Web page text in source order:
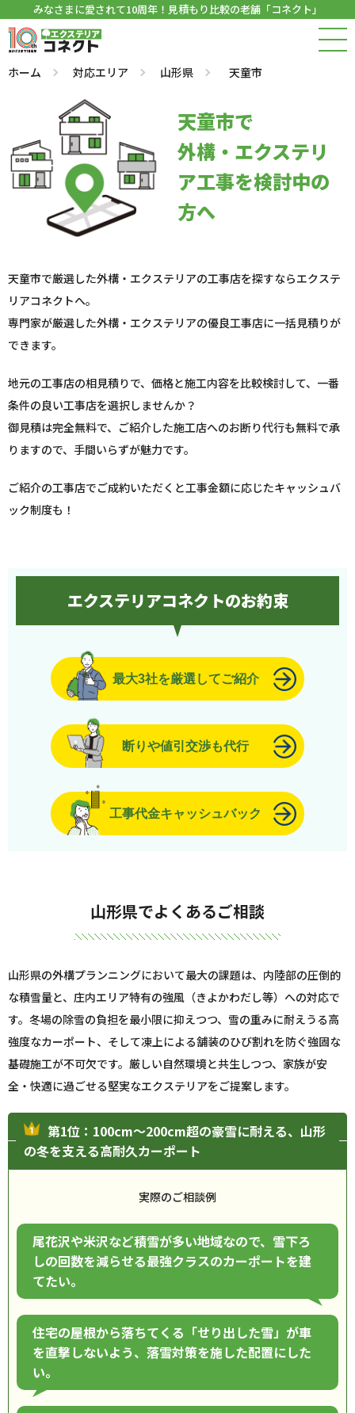
みなさまに愛されて10周年！見積もり比較の老舗「コネクト」
ホーム 対応エリア 山形県 天童市
天童市で
外構・エクステリ
ア工事を検討中の
方へ
天童市で厳選した外構・エクステリアの工事店を探すならエクステ
リアコネクトへ。
専門家が厳選した外構・エクステリアの優良工事店に一括見積りが
できます。
地元の工事店の相見積りで、価格と施工内容を比較検討して、一番
条件の良い工事店を選択しませんか？
御見積は完全無料で、ご紹介した施工店へのお断り代行も無料で承
りますので、手間いらずが魅力です。
ご紹介の工事店でご成約いただくと工事金額に応じたキャッシュバ
ック制度も！
エクステリアコネクトのお約束
最大3社を厳選してご紹介
断りや値引交渉も代行
工事代金キャッシュバック
山形県でよくあるご相談
山形県の外構プランニングにおいて最大の課題は、内陸部の圧倒的
な積雪量と、庄内エリア特有の強風（きよかわだし等）への対応で
す。冬場の除雪の負担を最小限に抑えつつ、雪の重みに耐えうる高
強度なカーポート、そして凍上による舗装のひび割れを防ぐ強固な
基礎施工が不可欠です。厳しい自然環境と共生しつつ、家族が安
全・快適に過ごせる堅実なエクステリアをご提案します。
第1位：100cm〜200cm超の豪雪に耐える、山形
の冬を支える高耐久カーポート
実際のご相談例
尾花沢や米沢など積雪が多い地域なので、雪下ろ
しの回数を減らせる最強クラスのカーポートを建
てたい。
住宅の屋根から落ちてくる「せり出した雪」が車
を直撃しないよう、落雪対策を施した配置にした
い。